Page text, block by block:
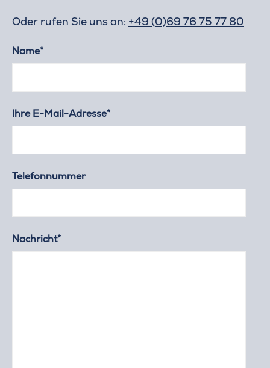
Oder rufen Sie uns an: +49 (0)69 76 75 77 80
Name*
Ihre E-Mail-Adresse*
Telefonnummer
Nachricht*